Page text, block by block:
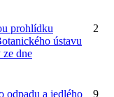
prohlídku
ústavu
ze dne
2
odpadu a jedlého
9